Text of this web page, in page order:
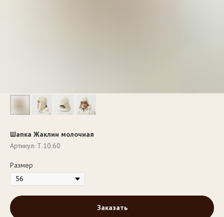
Шапка Жаклин молочная
Артикул: Т.10.60
Размер
Заказать